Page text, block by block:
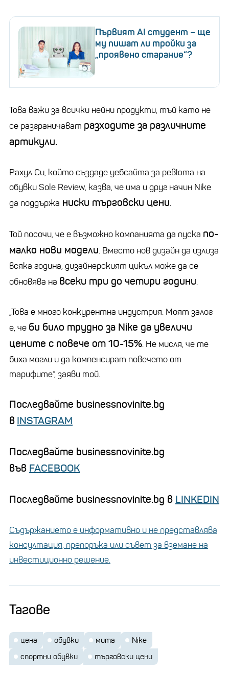
Първият AI студент – ще
му пишат ли тройки за
„проявено старание“?
Това важи за всички нейни продукти, тъй като не
се разграничават разходите за различните
артикули.
Рахул Си, който създаде уебсайта за ревюта на
обувки Sole Review, казва, че има и друг начин Nike
да поддържа ниски търговски цени.
Той посочи, че е възможно компанията да пуска по-
малко нови модели. Вместо нов дизайн да излиза
всяка година, дизайнерският цикъл може да се
обновява на всеки три до четири години.
„Това е много конкурентна индустрия. Моят залог
е, че би било трудно за Nike да увеличи
цените с повече от 10-15%. Не мисля, че те
биха могли и да компенсират повечето от
тарифите“, заяви той.
Последвайте businessnovinite.bg
в INSTAGRAM
Последвайте businessnovinite.bg
във FACEBOOK
Последвайте businessnovinite.bg в LINKEDIN
Съдържанието е информативно и не представлява
консултация, препоръка или съвет за вземане на
инвестиционно решение.
Тагове
цена обувки мита
Nike
спортни обувки
търговски цени